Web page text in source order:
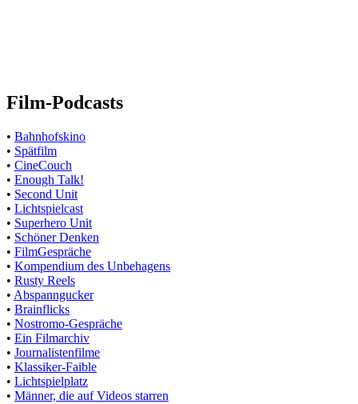
Film-Podcasts
• Bahnhofskino
• Spätfilm
• CineCouch
• Enough Talk!
• Second Unit
• Lichtspielcast
• Superhero Unit
• Schöner Denken
• FilmGespräche
• Kompendium des Unbehagens
• Rusty Reels
• Abspanngucker
• Brainflicks
• Nostromo-Gespräche
• Ein Filmarchiv
• Journalistenfilme
• Klassiker-Faible
• Lichtspielplatz
• Männer, die auf Videos starren